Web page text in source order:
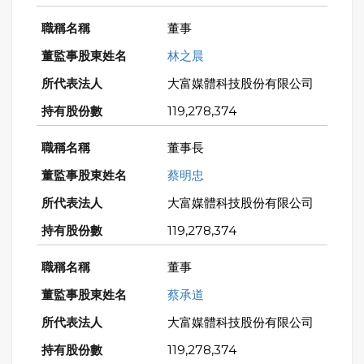
董事
林之晨
大富媒體科技股份有限公司
119,278,374
董事長
蔡明忠
大富媒體科技股份有限公司
119,278,374
董事
蔡承道
大富媒體科技股份有限公司
119,278,374